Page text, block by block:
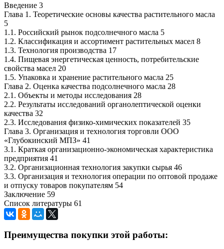
Введение 3
Глава 1. Теоретические основы качества растительного масла
5
1.1. Российский рынок подсолнечного масла 5
1.2. Классификация и ассортимент растительных масел 8
1.3. Технология производства 17
1.4. Пищевая энергетическая ценность, потребительские
свойства масел 20
1.5. Упаковка и хранение растительного масла 25
Глава 2. Оценка качества подсолнечного масла 28
2.1. Объекты и методы исследования 28
2.2. Результаты исследований органолептической оценки
качества 32
2.3. Исследования физико-химических показателей 35
Глава 3. Организация и технология торговли ООО
«Глубокинский МПЗ» 41
3.1. Краткая организационно-экономическая характеристика
предприятия 41
3.2. Организационная технология закупки сырья 46
3.3. Организация и технология операции по оптовой продаже
и отпуску товаров покупателям 54
Заключение 59
Список литературы 61
Преимущества покупки этой работы: